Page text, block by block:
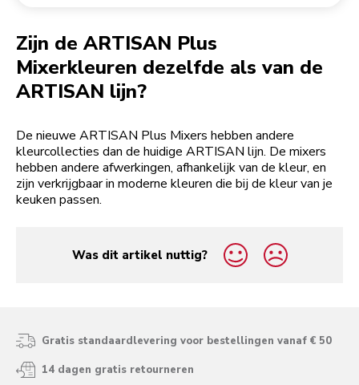
Zijn de ARTISAN Plus
Mixerkleuren dezelfde als van de
ARTISAN lijn?
De nieuwe ARTISAN Plus Mixers hebben andere
kleurcollecties dan de huidige ARTISAN lijn. De mixers
hebben andere afwerkingen, afhankelijk van de kleur, en
zijn verkrijgbaar in moderne kleuren die bij de kleur van je
keuken passen.
Was dit artikel nuttig?
yes
no
Gratis standaardlevering voor bestellingen vanaf € 50
14 dagen gratis retourneren